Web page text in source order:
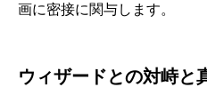
画に密接に関与します。
ウィザードとの対峙と